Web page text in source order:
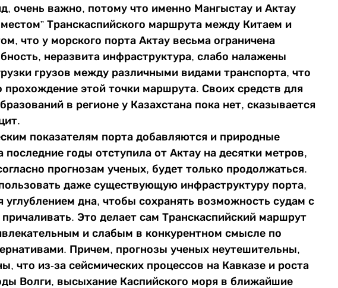
очень важно, потому что именно Мангыстау и Актау
местом” Транскаспийского маршрута между Китаем и
что у морского порта Актау весьма ограничена
неразвита инфраструктура, слабо налажены
грузов между различными видами транспорта, что
прохождение этой точки маршрута. Своих средств для
в регионе у Казахстана пока нет, сказывается
показателям порта добавляются и природные
последние годы отступила от Актау на десятки метров,
прогнозам ученых, будет только продолжаться.
даже существующую инфраструктуру порта,
углублением дна, чтобы сохранять возможность судам с
причаливать. Это делает сам Транскаспийский маршрут
и слабым в конкурентном смысле по
Причем, прогнозы ученых неутешительны,
что из-за сейсмических процессов на Кавказе и роста
Волги, высыхание Каспийского моря в ближайшие